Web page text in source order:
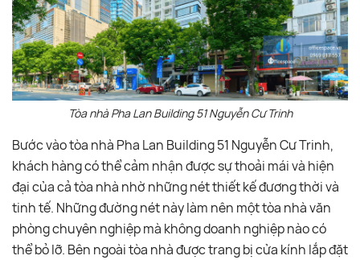
Tòa nhà Pha Lan Building 51 Nguyễn Cư Trinh
Bước vào tòa nhà Pha Lan Building 51 Nguyễn Cư Trinh,
khách hàng có thể cảm nhận được sự thoải mái và hiện
đại của cả tòa nhà nhờ những nét thiết kế đương thời và
tinh tế. Những đường nét này làm nên một tòa nhà văn
phòng chuyên nghiệp mà không doanh nghiệp nào có
thể bỏ lỡ. Bên ngoài tòa nhà được trang bị cửa kính lắp đặt